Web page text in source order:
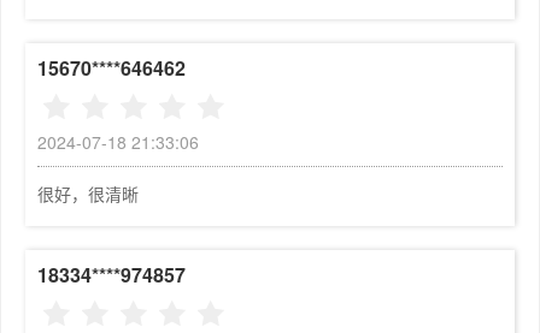
7.1  默认材质	186
7.3  填充材质	189
7.4  贴图的运用	191
7.5  贴图坐标的调整	193
    第5~10章，讲解SketchUp第三方插件的获取、安装
的功能、使用方法以及在实际操作中的一些贴图技巧，场景
的设置和动画的制作等，以及SketchUp导入与导出二维图
像、AutoCAD图形及3DS三维模型的方法与技巧，导入图
该室内各功能间模型的创建，包括创建室内墙体及门窗洞
15670****646462
2024-07-18 21:33:06
很好，很清晰
18334****974857